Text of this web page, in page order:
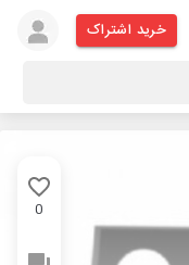
خرید اشتراک
0